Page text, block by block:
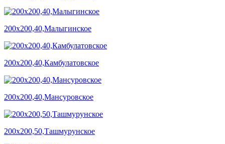
200х200,40,Малыгинское
200х200,40,Камбулатовское
200х200,40,Мансуровское
200х200,50,Ташмурунское